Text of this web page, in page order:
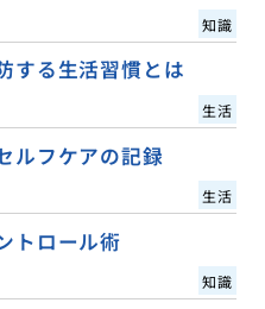
知識
する生活習慣とは
生活
ルフケアの記録
生活
トロール術
知識